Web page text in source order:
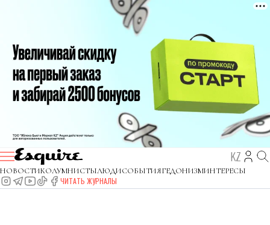
KZ
НОВОСТИКОЛУМНИСТЫЛЮДИСОБЫТИЯГЕДОНИЗМИНТЕРЕСЫ
ЧИТАТЬ ЖУРНАЛЫ